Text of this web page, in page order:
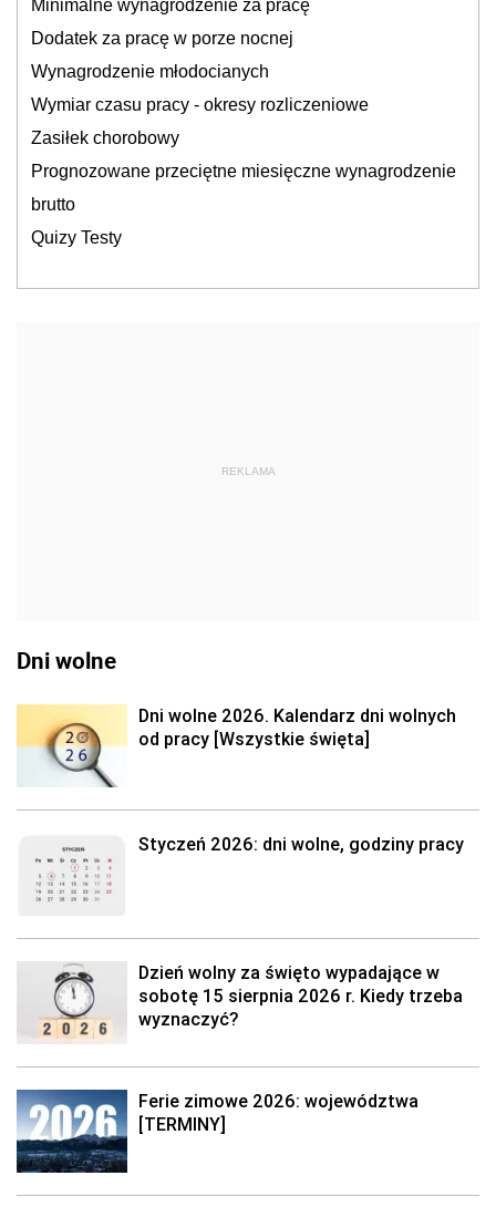
Minimalne wynagrodzenie za pracę
Dodatek za pracę w porze nocnej
Wynagrodzenie młodocianych
Wymiar czasu pracy - okresy rozliczeniowe
Zasiłek chorobowy
Prognozowane przeciętne miesięczne wynagrodzenie
brutto
Quizy Testy
REKLAMA
Dni wolne
Dni wolne 2026. Kalendarz dni wolnych
od pracy [Wszystkie święta]
Styczeń 2026: dni wolne, godziny pracy
Dzień wolny za święto wypadające w
sobotę 15 sierpnia 2026 r. Kiedy trzeba
wyznaczyć?
Ferie zimowe 2026: województwa
[TERMINY]